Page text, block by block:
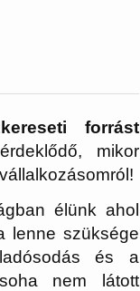
forrást
mikor
élünk ahol
lenne szüksége
és a
nem látott